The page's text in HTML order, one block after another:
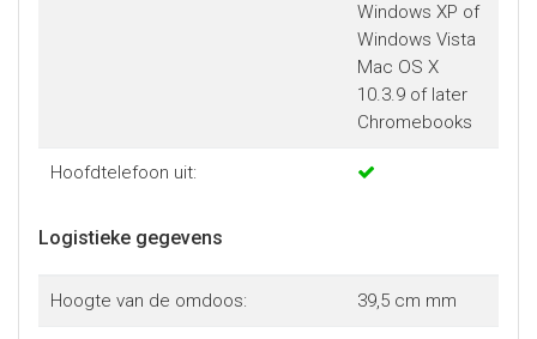
Windows XP of
Windows Vista
Mac OS X
10.3.9 of later
Chromebooks
Hoofdtelefoon uit:
Logistieke gegevens
Hoogte van de omdoos: 39,5 cm mm